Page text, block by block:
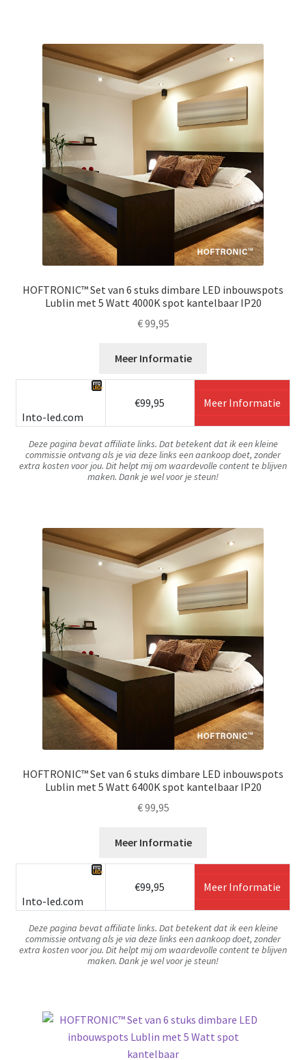
HOFTRONIC™ Set van 6 stuks dimbare LED inbouwspots
Lublin met 5 Watt 4000K spot kantelbaar IP20
€99,95
Meer Informatie
Into-led.com
€99,95 Meer Informatie
Deze pagina bevat affiliate links. Dat betekent dat ik een kleine
commissie ontvang als je via deze links een aankoop doet, zonder
extra kosten voor jou. Dit helpt mij om waardevolle content te blijven
maken. Dank je wel voor je steun!
HOFTRONIC™ Set van 6 stuks dimbare LED inbouwspots
Lublin met 5 Watt 6400K spot kantelbaar IP20
€99,95
Meer Informatie
Into-led.com
€99,95 Meer Informatie
Deze pagina bevat affiliate links. Dat betekent dat ik een kleine
commissie ontvang als je via deze links een aankoop doet, zonder
extra kosten voor jou. Dit helpt mij om waardevolle content te blijven
maken. Dank je wel voor je steun!